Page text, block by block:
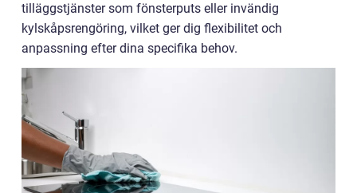
tilläggstjänster som fönsterputs eller invändig
kylskåpsrengöring, vilket ger dig flexibilitet och
anpassning efter dina specifika behov.